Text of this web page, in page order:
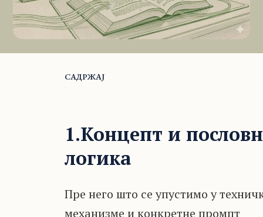
САДРЖАЈ
1.Концепт и
логика
Пре него што се упустимо у
механизме и конкретне промпт